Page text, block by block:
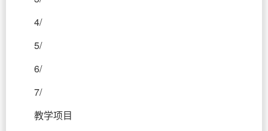
4/
5/
6/
7/
教学项目